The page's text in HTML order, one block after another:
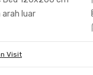
luar
Visit